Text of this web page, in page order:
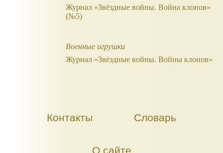
Журнал «Звёздные войны. Война клонов»
(№5)
Военные игрушки
Журнал «Звёздные войны. Войны клонов»
Контакты Словарь
О сайте